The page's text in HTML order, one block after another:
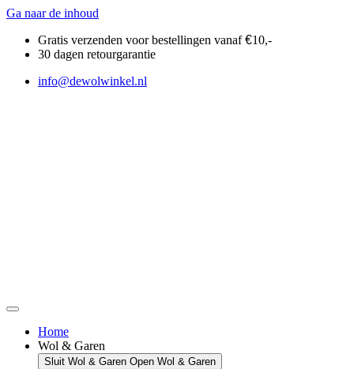
Ga naar de inhoud
Gratis verzenden voor bestellingen vanaf€10,-
30 dagen retourgarantie
info@dewolwinkel.nl
Home
Wol & Garen
Sluit Wol & Garen Open Wol & Garen